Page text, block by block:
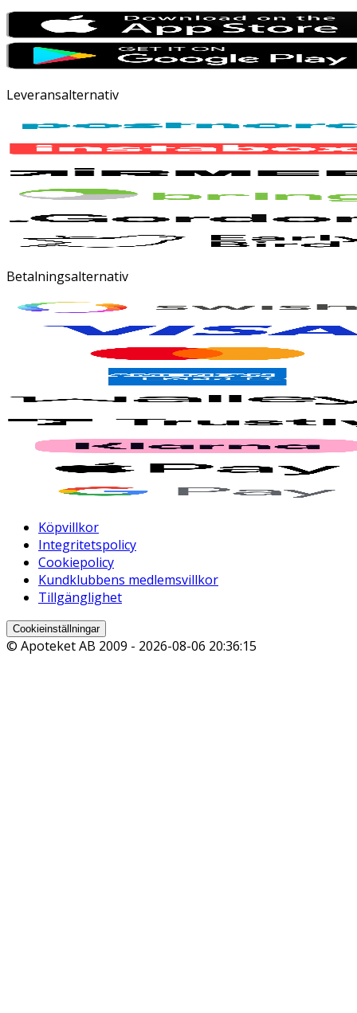
Leveransalternativ
Betalningsalternativ
Köpvillkor
Integritetspolicy
Cookiepolicy
Kundklubbens medlemsvillkor
Tillgänglighet
Cookieinställningar
© Apoteket AB 2009 - 2026-08-06 20:36:15